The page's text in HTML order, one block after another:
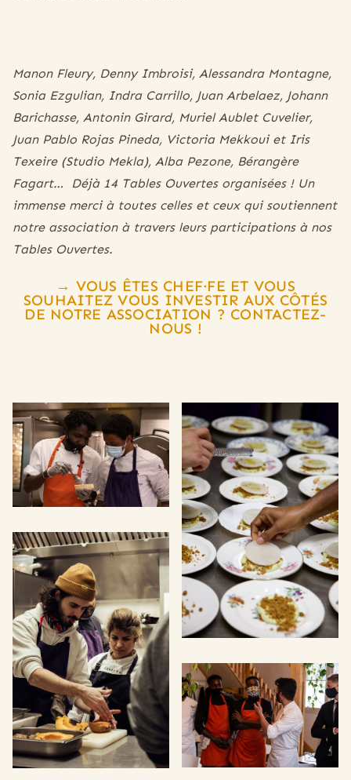
Manon Fleury, Denny Imbroisi, Alessandra Montagne,
Sonia Ezgulian, Indra Carrillo, Juan Arbelaez, Johann
Barichasse, Antonin Girard, Muriel Aublet Cuvelier,
Juan Pablo Rojas Pineda, Victoria Mekkoui et Iris
Texeire (Studio Mekla), Alba Pezone, Bérangère
Fagart… Déjà 14 Tables Ouvertes organisées ! Un
immense merci à toutes celles et ceux qui soutiennent
notre association à travers leurs participations à nos
Tables Ouvertes.
→ VOUS ÊTES CHEF·FE ET VOUS
SOUHAITEZ VOUS INVESTIR AUX CÔTÉS
DE NOTRE ASSOCIATION ? CONTACTEZ-
NOUS !